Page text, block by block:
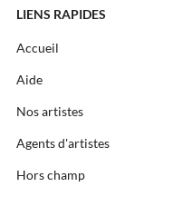
LIENS RAPIDES
Accueil
Aide
Nos artistes
Agents d'artistes
Hors champ